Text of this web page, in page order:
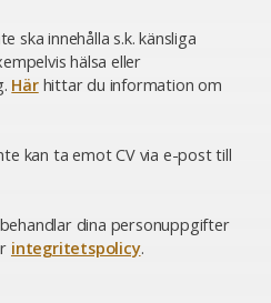
ska innehålla s.k. känsliga
hälsa eller
Härhittar du information om
kan ta emot CV via e-post till
dina personuppgifter
integritetspolicy.